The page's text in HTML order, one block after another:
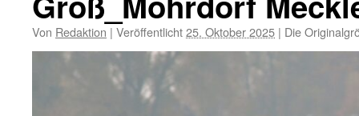
Von Redaktion | Veröffentlicht25. Oktober 2025 | Die